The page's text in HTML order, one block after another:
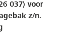
037) voor
z/n.